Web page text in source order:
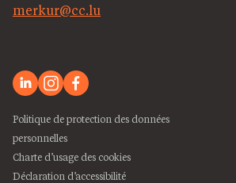
merkur@cc.lu
Politique de protection des données
personnelles
Charte d’usage des cookies
Déclaration d’accessibilité